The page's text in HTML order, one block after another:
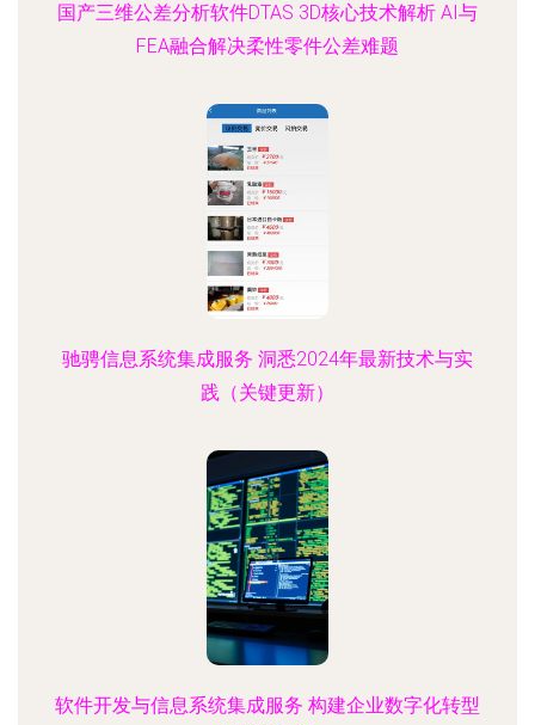
国产三维公差分析软件DTAS 3D核心技术解析 AI与
FEA融合解决柔性零件公差难题
驰骋信息系统集成服务 洞悉2024年最新技术与实
践（关键更新）
软件开发与信息系统集成服务 构建企业数字化转型